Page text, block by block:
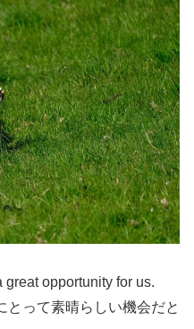
great opportunity for us.
とって素晴らしい機会だと